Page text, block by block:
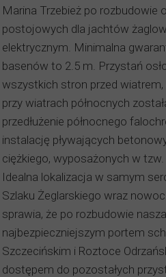
Marina Trzebież po rozbudowie
postojowych dla jachtów
elektrycznym. Minimalna
basenów to 2.5 m. Przystań
wszystkich stron przed
przy wiatrach północnych
przedłużenie północnego
instalację pływających
ciężkiego, wyposażonych w
Idealna lokalizacja w samym
Szlaku Żeglarskiego wraz
sprawia, że po rozbudowie
najbezpieczniejszym portem
Szczecińskim i Roztoce
dostępem do pozostałych